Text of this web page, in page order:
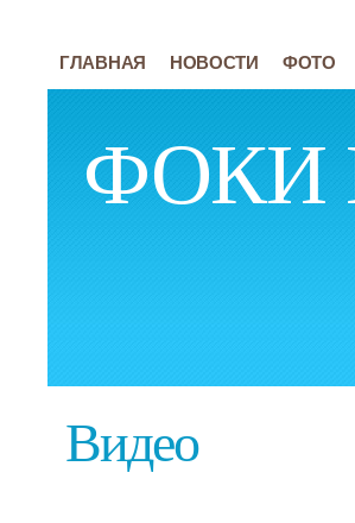
ФОКИ
ГЛАВНАЯ НОВОСТИ ФОТО
Видео